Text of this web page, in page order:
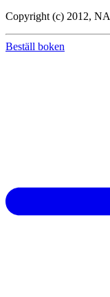
Copyright (c) 2012,
Beställ boken